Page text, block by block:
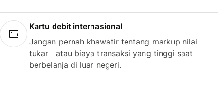
Kartu debit internasional
Jangan pernah khawatir tentang markup nilai
tukar atau biaya transaksi yang tinggi saat
berbelanja di luar negeri.